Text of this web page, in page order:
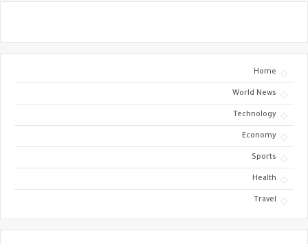
Home
World News
Technology
Economy
Sports
Health
Travel